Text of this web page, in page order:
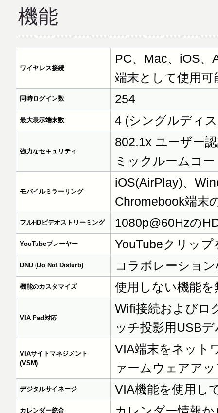
機能
ワイヤレス接続
PC、Mac、iOS、
端末として使用可
同時ログイン数 254
最大表示端末数 4 (シングルディ
強力なセキュリティ
802.1x ユーザー
ミックルームコー
モバイルミラーリング
iOS(AirPlay)、
Chromebook端末
フルHDビデオストリーミング 1080p@60Hzの
YouTubeプレーヤー YouTubeクリッ
DND (Do Not Disturb) コラボレーショ
機能のカスタマイズ 使用しない機能
VIA Pad対応
Wifi接続およびロ
ッチ投影用USB
VIAサイトマネジメント
(VSM)
VIA端末をネット
ァームウェアア
デジタルサイネージ VIA機能を使用し
カレンダー統合